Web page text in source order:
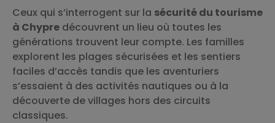
Ceux qui s’interrogent sur la sécurité du tourisme
à Chypre découvrent un lieu où toutes les
générations trouvent leur compte. Les familles
explorent les plages sécurisées et les sentiers
faciles d’accès tandis que les aventuriers
s’essaient à des activités nautiques ou à la
découverte de villages hors des circuits
classiques.